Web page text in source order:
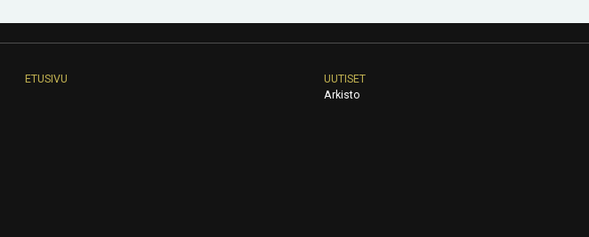
ETUSIVU
UUTISET
Arkisto